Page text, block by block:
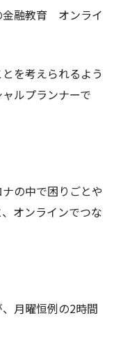
金融教育 オンライ
を考えられるよう
ルプランナーで
の中で困りごとや
オンラインでつな
月曜恒例の2時間